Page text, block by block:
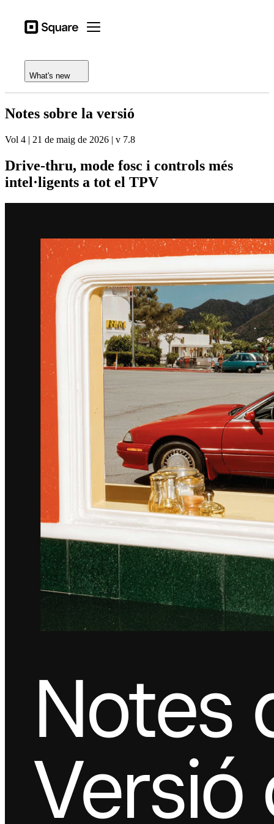
Square Open menu
Tipus d'activitat
Hardware
Preus
Recursos
Inicia la sessió
Centre d'ajuda
Proceso de pago
Tipus d'activitat
Comerços
Estètica i cura personal
Serveis
Tots els tipus d'empreses
Pagaments
Clients
Personal
Desenvolupadors
Square Register
Square Terminal
Square Stand
Square Kiosk
Square Handheld
Square Reader
Accesoris
Equips i paquets
Centre d'aplicacions
Blog
Opinions d'altres negocis
Registre de funcions
Full de ruta
Comunitat Square
Contacta amb l'equip de vendes
Quant a Square
What's new
Notes de la versió
Notes sobre la versió
Vol 4 | 21 de maig de 2026 | v 7.8
Drive-thru, mode fosc i controls més
intel·ligents a tot el TPV